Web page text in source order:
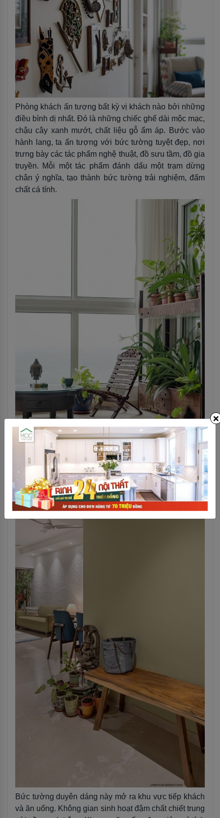
Phòng khách ấn tượng bất kỳ vị khách nào bởi những
điều bình dị nhất. Đó là những chiếc ghế dài mộc mạc,
chậu cây xanh mướt, chất liệu gỗ ấm áp. Bước vào
hành lang, ta ấn tượng với bức tường tuyệt đẹp, nơi
trưng bày các tác phẩm nghệ thuật, đồ sưu tầm, đồ gia
truyền. Mỗi một tác phẩm đánh dấu một trạm dừng
chân ý nghĩa, tạo thành bức tường trải nghiệm, đấm
chất cá tính.
Ghế ngồi thưởng trà thiết kế độc đáo
Bức tường duyên dáng này mở ra khu vực tiếp khách
và ăn uống. Không gian sinh hoạt đậm chất chiết trung
×